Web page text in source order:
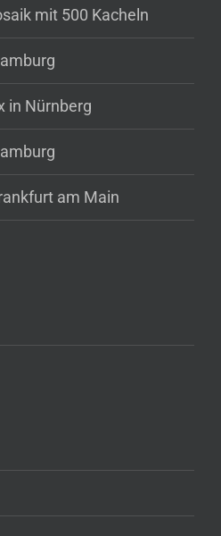
mit 500 Kacheln
in Nürnberg
am Main